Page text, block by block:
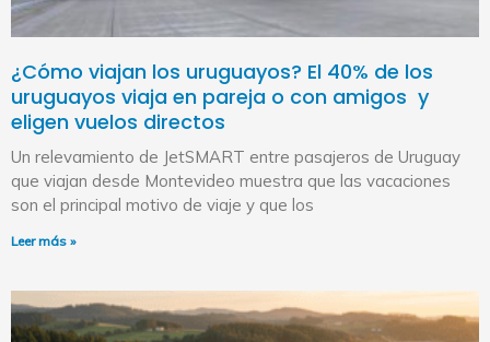
¿Cómo viajan los uruguayos? El 40% de los
uruguayos viaja en pareja o con amigos y
eligen vuelos directos
Un relevamiento de JetSMART entre pasajeros de Uruguay
que viajan desde Montevideo muestra que las vacaciones
son el principal motivo de viaje y que los
Leer más »